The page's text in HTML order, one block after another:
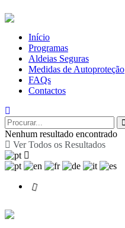
Início
Programas
Aldeias Seguras
Medidas de Autoproteção
FAQs
Contactos
Nenhum resultado encontrado
Ver Todos os Resultados